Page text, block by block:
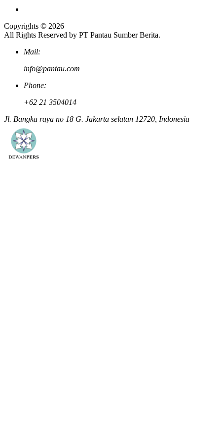
Copyrights © 2026
All Rights Reserved by PT Pantau Sumber Berita.
Mail:
info@pantau.com
Phone:
+62 21 3504014
Jl. Bangka raya no 18 G. Jakarta selatan 12720, Indonesia